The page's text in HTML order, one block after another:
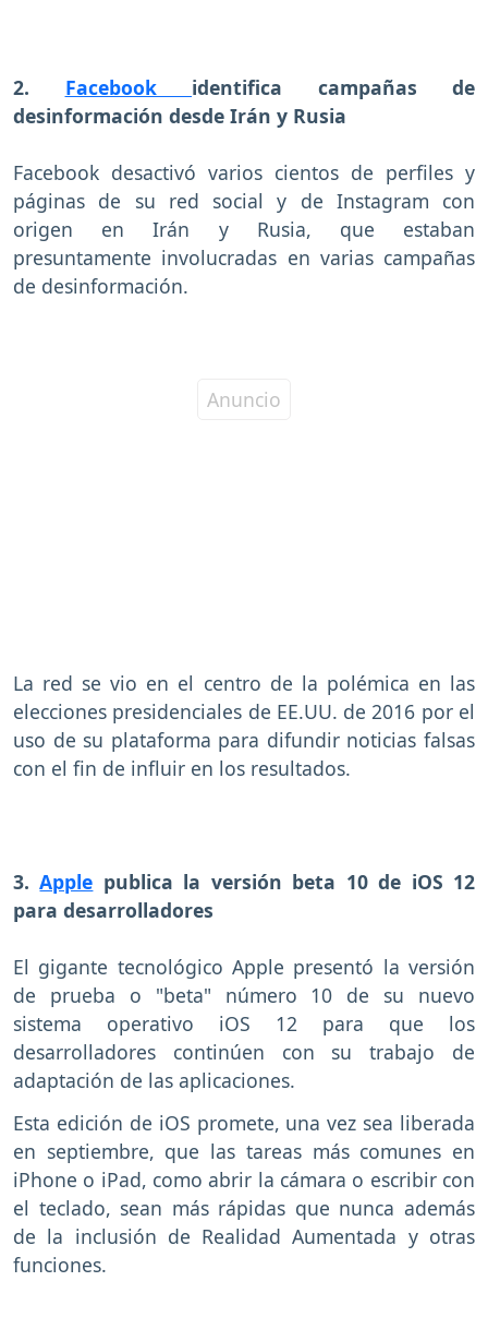
2. Facebook identifica campañas de
desinformación desde Irán y Rusia
Facebook desactivó varios cientos de perfiles y
páginas de su red social y de Instagram con
origen en Irán y Rusia, que estaban
presuntamente involucradas en varias campañas
de desinformación.
La red se vio en el centro de la polémica en las
elecciones presidenciales de EE.UU. de 2016 por el
uso de su plataforma para difundir noticias falsas
con el fin de influir en los resultados.
3.Apple publica la versión beta 10 de iOS 12
para desarrolladores
El gigante tecnológico Apple presentó la versión
de prueba o "beta" número 10 de su nuevo
sistema operativo iOS 12 para que los
desarrolladores continúen con su trabajo de
adaptación de las aplicaciones.
Esta edición de iOS promete, una vez sea liberada
en septiembre, que las tareas más comunes en
iPhone o iPad, como abrir la cámara o escribir con
el teclado, sean más rápidas que nunca además
de la inclusión de Realidad Aumentada y otras
funciones.